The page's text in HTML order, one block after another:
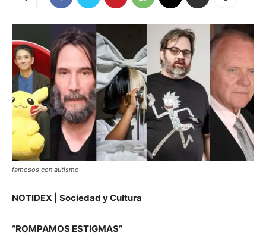
famosos con autismo
NOTIDEX | Sociedad y Cultura
“ROMPAMOS ESTIGMAS”